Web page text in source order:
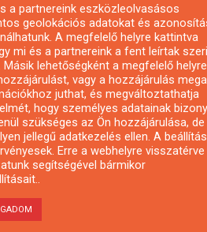
a partnereink eszközleolvasásos
geolokációs adatokat és
A megfelelő helyre kattintva
mi és a partnereink a fent leírtak
lehetőségként a megfelelő helyre
vagy a hozzájárulás
juthat, és megváltoztathatja
hogy személyes adatainak
szükséges az Ön hozzájárulása, de
jellegű adatkezelés ellen. A
Erre a webhelyre visszatérve
segítségével bármikor